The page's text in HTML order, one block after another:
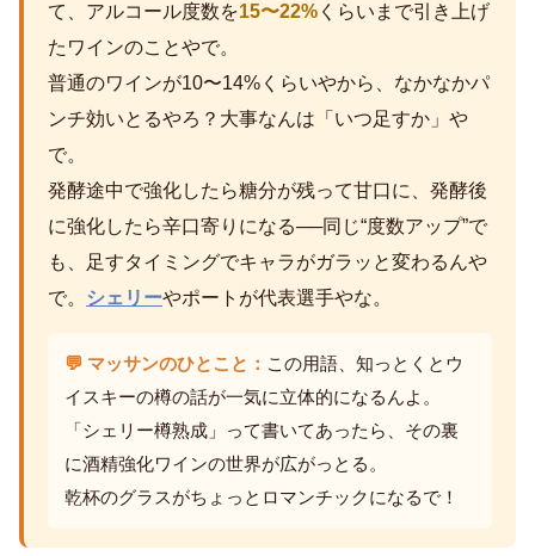
て、アルコール度数を15〜22% くらいまで引き上げ
たワインのことやで。
普通のワインが10〜14%くらいやから、なかなかパ
ンチ効いとるやろ？大事なんは「いつ足すか」や
で。
発酵途中で強化したら糖分が残って甘口に、発酵後
に強化したら辛口寄りになる──同じ“度数アップ”で
も、足すタイミングでキャラがガラッと変わるんや
で。
シェリーやポートが代表選手やな。
💬 マッサンのひとこと： この用語、知っとくとウ
イスキーの樽の話が一気に立体的になるんよ。
「シェリー樽熟成」って書いてあったら、その裏
に酒精強化ワインの世界が広がっとる。
乾杯のグラスがちょっとロマンチックになるで！